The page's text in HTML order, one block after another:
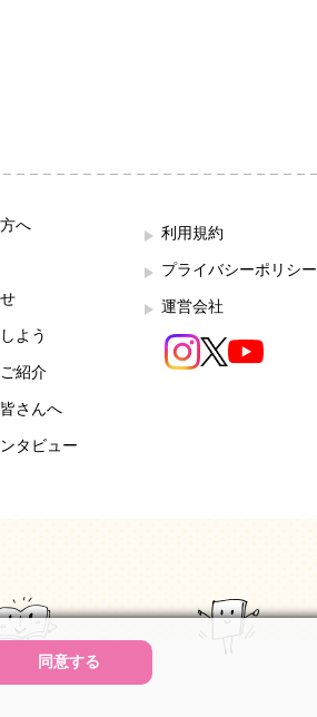
へ
よう
紹介
さんへ
タビュー
利用規約
プライバシーポリシー
運営会社
同意する